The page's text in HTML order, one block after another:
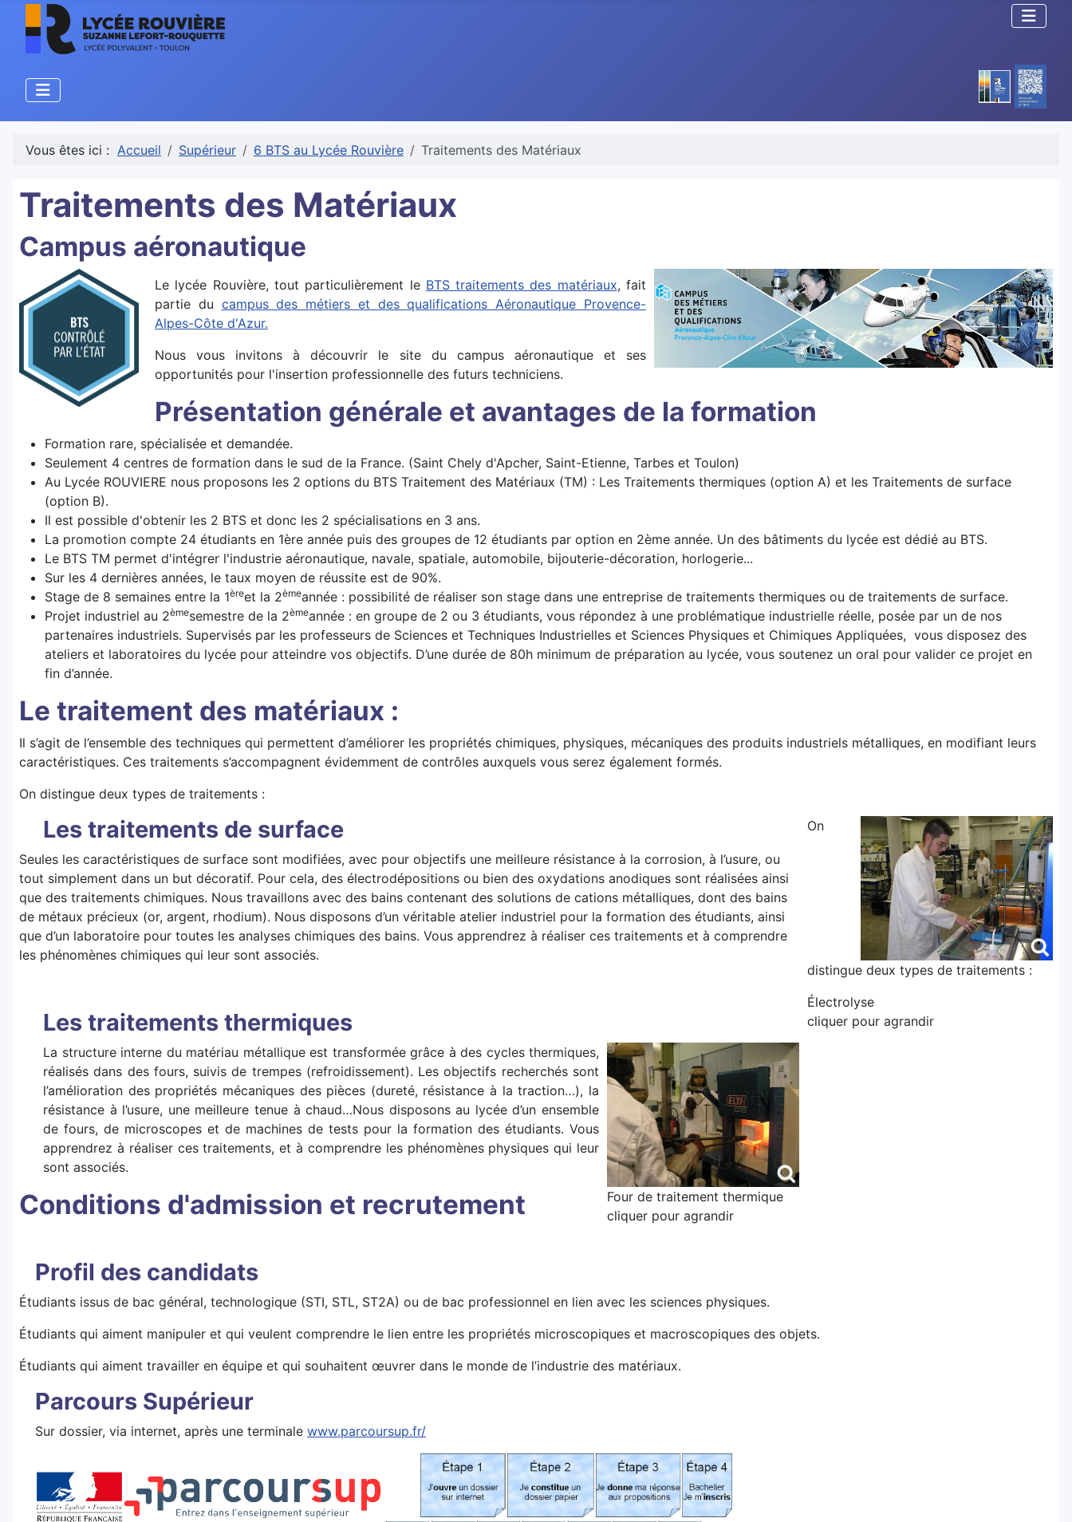
Vous êtes ici : Accueil Supérieur 6 BTS au Lycée Rouvière Traitements des Matériaux
Traitements des Matériaux
Campus aéronautique
Le lycée Rouvière, tout particulièrement le BTS traitements des matériaux, fait
partie du campus des métiers et des qualifications Aéronautique Provence-
Alpes-Côte d'Azur.
Nous vous invitons à découvrir le site du campus aéronautique et ses
opportunités pour l'insertion professionnelle des futurs techniciens.
Présentation générale et avantages de la formation
Formation rare, spécialisée et demandée.
Seulement 4 centres de formation dans le sud de la France. (Saint Chely d'Apcher, Saint-Etienne, Tarbes et Toulon)
Au Lycée ROUVIERE nous proposons les 2 options du BTS Traitement des Matériaux (TM) : Les Traitements thermiques (option A) et les Traitements de surface
(option B).
Il est possible d'obtenir les 2 BTS et donc les 2 spécialisations en 3 ans.
La promotion compte 24 étudiants en 1ère année puis des groupes de 12 étudiants par option en 2ème année. Un des bâtiments du lycée est dédié au BTS.
Le BTS TM permet d'intégrer l'industrie aéronautique, navale, spatiale, automobile, bijouterie-décoration, horlogerie...
Sur les 4 dernières années, le taux moyen de réussite est de 90%.
Stage de 8 semaines entre la 1èreet la 2èmeannée : possibilité de réaliser son stage dans une entreprise de traitements thermiques ou de traitements de surface.
Projet industriel au 2èmesemestre de la 2èmeannée : en groupe de 2 ou 3 étudiants, vous répondez à une problématique industrielle réelle, posée par un de nos
partenaires industriels. Supervisés par les professeurs de Sciences et Techniques Industrielles et Sciences Physiques et Chimiques Appliquées, vous disposez des
ateliers et laboratoires du lycée pour atteindre vos objectifs. D’une durée de 80h minimum de préparation au lycée, vous soutenez un oral pour valider ce projet en
fin d’année.
Le traitement des matériaux :
Il s’agit de l’ensemble des techniques qui permettent d’améliorer les propriétés chimiques, physiques, mécaniques des produits industriels métalliques, en modifiant leurs
caractéristiques. Ces traitements s’accompagnent évidemment de contrôles auxquels vous serez également formés.
On distingue deux types de traitements :
On
distingue deux types de traitements :
Électrolyse
cliquer pour agrandir
Les traitements de surface
Seules les caractéristiques de surface sont modifiées, avec pour objectifs une meilleure résistance à la corrosion, à l’usure, ou
tout simplement dans un but décoratif. Pour cela, des électrodépositions ou bien des oxydations anodiques sont réalisées ainsi
que des traitements chimiques. Nous travaillons avec des bains contenant des solutions de cations métalliques, dont des bains
de métaux précieux (or, argent, rhodium). Nous disposons d’un véritable atelier industriel pour la formation des étudiants, ainsi
que d’un laboratoire pour toutes les analyses chimiques des bains. Vous apprendrez à réaliser ces traitements et à comprendre
les phénomènes chimiques qui leur sont associés.
Les traitements thermiques
Four de traitement thermique
cliquer pour agrandir
La structure interne du matériau métallique est transformée grâce à des cycles thermiques,
réalisés dans des fours, suivis de trempes (refroidissement). Les objectifs recherchés sont
l’amélioration des propriétés mécaniques des pièces (dureté, résistance à la traction…), la
résistance à l’usure, une meilleure tenue à chaud…Nous disposons au lycée d’un ensemble
de fours, de microscopes et de machines de tests pour la formation des étudiants. Vous
apprendrez à réaliser ces traitements, et à comprendre les phénomènes physiques qui leur
sont associés.
Conditions d'admission et recrutement
Profil des candidats
Étudiants issus de bac général, technologique (STI, STL, ST2A) ou de bac professionnel en lien avec les sciences physiques.
Étudiants qui aiment manipuler et qui veulent comprendre le lien entre les propriétés microscopiques et macroscopiques des objets.
Étudiants qui aiment travailler en équipe et qui souhaitent œuvrer dans le monde de l’industrie des matériaux.
Parcours Supérieur
Sur dossier, via internet, après une terminale www.parcoursup.fr/